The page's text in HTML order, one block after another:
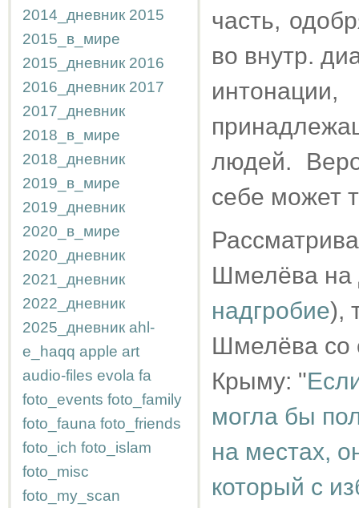
2014_дневник 2015
2015_в_мире
2015_дневник 2016
2016_дневник 2017
2017_дневник
2018_в_мире
2018_дневник
2019_в_мире
2019_дневник
2020_в_мире
2020_дневник
2021_дневник
2022_дневник
2025_дневник ahl-
e_haqq apple art
audio-files evola fa
foto_events foto_family
foto_fauna foto_friends
foto_ich foto_islam
foto_misc
foto_my_scan
часть,
во внутр.
людей.
себе может
Шмелёва на
надгробие),
Шмелёва со
Крыму: "
могла бы
на местах,
который с